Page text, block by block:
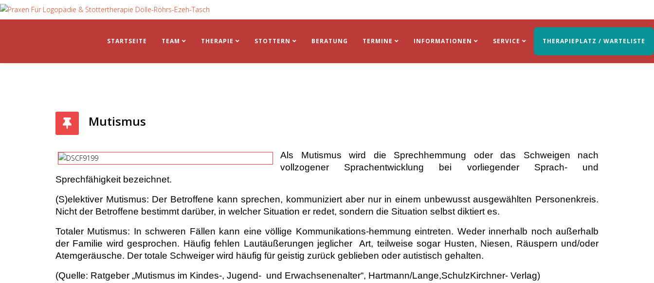
STARTSEITE TEAM THERAPIE STOTTERN BERATUNG TERMINE INFORMATIONEN SERVICE THERAPIEPLATZ / WARTELISTE
Mutismus
Als Mutismus wird die Sprechhemmung oder das Schweigen nach
vollzogener Sprachentwicklung bei vorliegender Sprach- und
Sprechfähigkeit bezeichnet.
(S)elektiver Mutismus: Der Betroffene kann sprechen, kommuniziert aber nur in einem unbewusst ausgewählten Personenkreis.
Nicht der Betroffene bestimmt darüber, in welcher Situation er redet, sondern die Situation selbst diktiert es.
Totaler Mutismus: In schweren Fällen kann eine völlige Kommunikations-hemmung eintreten. Weder innerhalb noch außerhalb
der Familie wird gesprochen. Häufig fehlen Lautäußerungen jeglicher
Art, teilweise sogar Husten, Niesen, Räuspern und/oder
Atemgeräusche. Der totale Schweiger wird häufig für geistig zurück geblieben oder autistisch gehalten.
(Quelle: Ratgeber „Mutismus im Kindes-, Jugend- und Erwachsenenalter“, Hartmann/Lange,SchulzKirchner- Verlag)